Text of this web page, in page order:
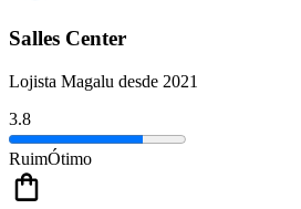
Salles Center
Lojista Magalu desde 2021
3.8
RuimÓtimo